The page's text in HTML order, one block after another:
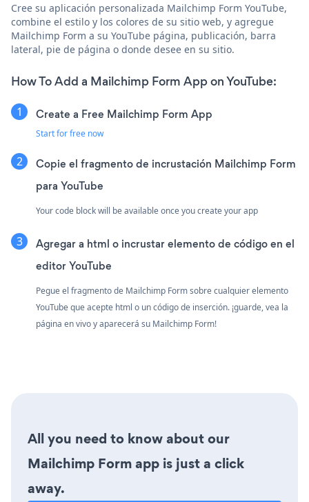
Cree su aplicación personalizada Mailchimp Form YouTube,
combine el estilo y los colores de su sitio web, y agregue
Mailchimp Form a su YouTube página, publicación, barra
lateral, pie de página o donde desee en su sitio.
How To Add a Mailchimp Form App on YouTube:
Create a Free Mailchimp Form App
Start for free now
Copie el fragmento de incrustación Mailchimp Form
para YouTube
Your code block will be available once you create your app
Agregar a html o incrustar elemento de código en el
editor YouTube
Pegue el fragmento de Mailchimp Form sobre cualquier elemento
YouTube que acepte html o un código de inserción. ¡guarde, vea la
página en vivo y aparecerá su Mailchimp Form!
All you need to know about our
Mailchimp Form app is just a click
away.